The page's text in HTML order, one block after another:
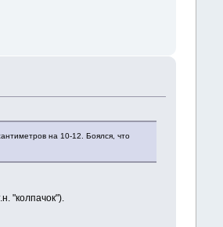
на 10-12. Боялся, что
"колпачок").